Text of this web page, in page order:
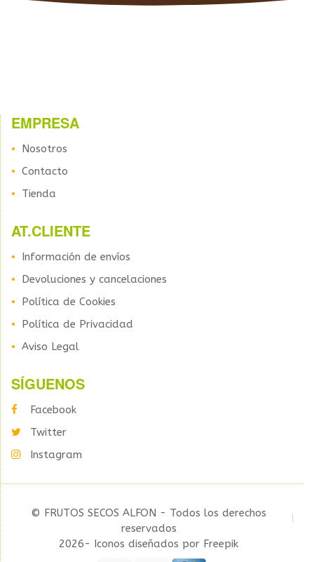
EMPRESA
Nosotros
Contacto
Tienda
AT.CLIENTE
Información de envíos
Devoluciones y cancelaciones
Política de Cookies
Política de Privacidad
Aviso Legal
SÍGUENOS
Facebook
Twitter
Instagram
© FRUTOS SECOS ALFON - Todos los derechos
reservados
2026- Iconos diseñados por Freepik